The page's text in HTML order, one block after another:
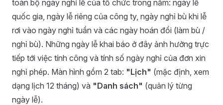
toàn bộ ngày nghỉ lễ của tổ chức trong năm: ngày lễ
quốc gia, ngày lễ riêng của công ty, ngày nghỉ bù khi lễ
rơi vào ngày nghỉ tuần và các ngày hoán đổi (làm bù /
nghỉ bù). Những ngày lễ khai báo ở đây ảnh hưởng trực
tiếp tới việc tính công và tính số ngày nghỉ của đơn xin
nghỉ phép. Màn hình gồm 2 tab: "Lịch" (mặc định, xem
dạng lịch 12 tháng) và "Danh sách" (quản lý từng
ngày lễ).